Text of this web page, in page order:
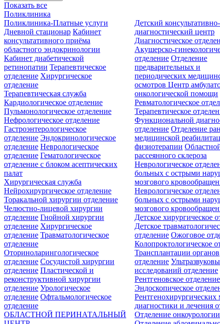
Показать все
Поликлиника
Поликлиника-Платные услуги
Дневной стационар Кабинет
консультативного приёма
областного эндокринологии
Кабинет диабетической
ретинопатии Терапевтическое
отделение Хирургическое
отделение
Детский консультативно-
диагностический центр
Диагностическое
Акушерско-
отделение Отделение
предварительных и
периодических
осмотровЦентр
онкологической помощи
Терапевтическая служба
Кардиологическое отделение
Пульмонологическое отделение
Нефрологическое отделение
Гастроэнтерологическое
отделение Эндокринологическое
отделение Неврологическое
отделение Гематологическое
отделение c блоком асептических
палат
Ревматологическое
Терапевтическое
Функциональной
отделение Отделение
медицинской
физиотерапии
рассеянного склероза
Неврологическое
больных с острыми
мозгового
Неврологическое
больных с острыми
мозгового
Хирургическая служба
Нейрохирургическое отделение
Торакальной хирургии отделение
Челюстно-лицевой хирургии
отделение Гнойной хирургии
отделение Хирургическое
отделение Травматологическое
отделение
Оториноларингологическое
отделение Сосудистой хирургии
отделение Пластической и
реконструктивной хирургии
отделение Урологическое
отделение Офтальмологическое
отделение
Детское хирургическое
Детское
отделение Ожоговое
Колопроктологическое
Трансплантации органов
отделение
исследований отделение
Рентгеновское отделение
Эндоскопическое
Рентгенохирургических
диагностики и лечения
Отделение онкоурологии
ОБЛАСТНОЙ ПЕРИНАТАЛЬНЫЙ